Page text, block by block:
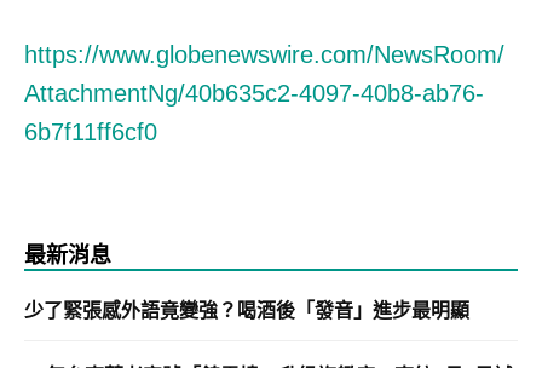
https://www.globenewswire.com/NewsRoom/
AttachmentNg/40b635c2-4097-40b8-ab76-
6b7f11ff6cf0
最新消息
少了緊張感外語竟變強？喝酒後「發音」進步最明顯